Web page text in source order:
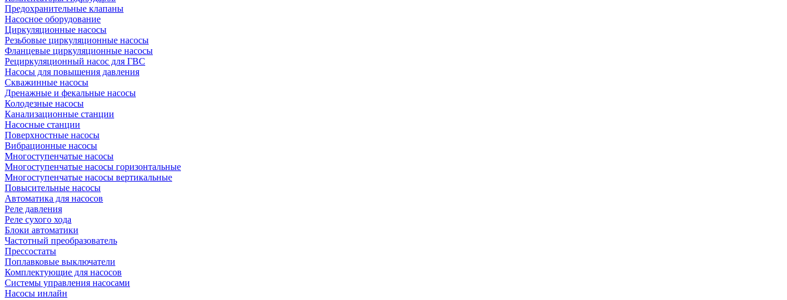
Предохранительные клапаны
Насосное оборудование
Циркуляционные насосы
Резьбовые циркуляционные насосы
Фланцевые циркуляционные насосы
Рециркуляционный насос для ГВС
Насосы для повышения давления
Скважинные насосы
Дренажные и фекальные насосы
Колодезные насосы
Канализационные станции
Насосные станции
Поверхностные насосы
Вибрационные насосы
Многоступенчатые насосы
Многоступенчатые насосы горизонтальные
Многоступенчатые насосы вертикальные
Повысительные насосы
Автоматика для насосов
Реле давления
Реле сухого хода
Блоки автоматики
Частотный преобразователь
Прессостаты
Поплавковые выключатели
Комплектующие для насосов
Системы управления насосами
Насосы инлайн